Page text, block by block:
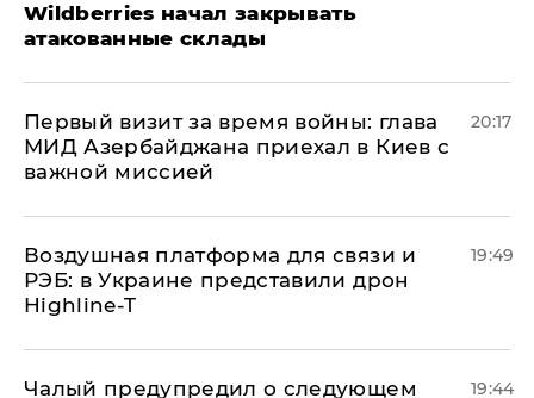
Wildberries начал закрывать
атакованные склады
Первый визит за время войны: глава
МИД Азербайджана приехал в Киев с
важной миссией
20:17
Воздушная платформа для связи и
РЭБ: в Украине представили дрон
Highline-T
19:49
Чалый предупредил о следующем
19:44